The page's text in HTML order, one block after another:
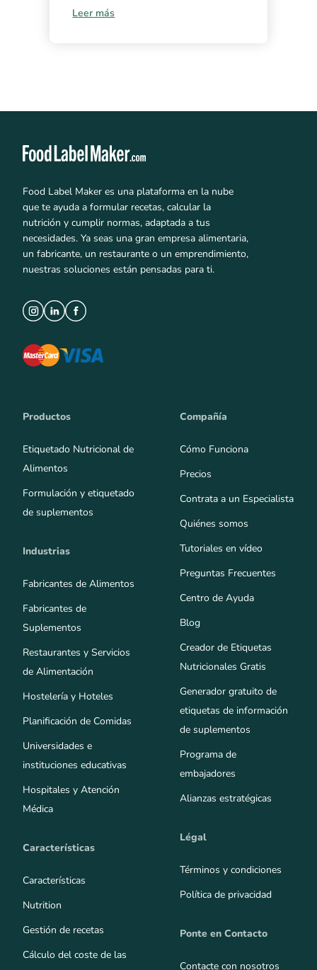
Leer más
Food Label Maker es una plataforma en la nube
que te ayuda a formular recetas, calcular la
nutrición y cumplir normas, adaptada a tus
necesidades. Ya seas una gran empresa alimentaria,
un fabricante, un restaurante o un emprendimiento,
nuestras soluciones están pensadas para ti.
Productos
Etiquetado Nutricional de
Alimentos
Formulación y etiquetado
de suplementos
Industrias
Fabricantes de Alimentos
Fabricantes de
Suplementos
Restaurantes y Servicios
de Alimentación
Hostelería y Hoteles
Planificación de Comidas
Universidades e
instituciones educativas
Hospitales y Atención
Médica
Características
Características
Nutrition
Gestión de recetas
Cálculo del coste de las
Compañía
Cómo Funciona
Precios
Contrata a un Especialista
Quiénes somos
Tutoriales en vídeo
Preguntas Frecuentes
Centro de Ayuda
Blog
Creador de Etiquetas
Nutricionales Gratis
Generador gratuito de
etiquetas de información
de suplementos
Programa de
embajadores
Alianzas estratégicas
Légal
Términos y condiciones
Política de privacidad
Ponte en Contacto
Contacte con nosotros